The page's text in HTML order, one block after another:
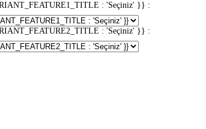
: 'Seçiniz' }} :
: 'Seçiniz' }} :